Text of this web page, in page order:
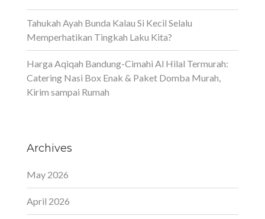
Tahukah Ayah Bunda Kalau Si Kecil Selalu
Memperhatikan Tingkah Laku Kita?
Harga Aqiqah Bandung-Cimahi Al Hilal Termurah:
Catering Nasi Box Enak & Paket Domba Murah,
Kirim sampai Rumah
Archives
May 2026
April 2026